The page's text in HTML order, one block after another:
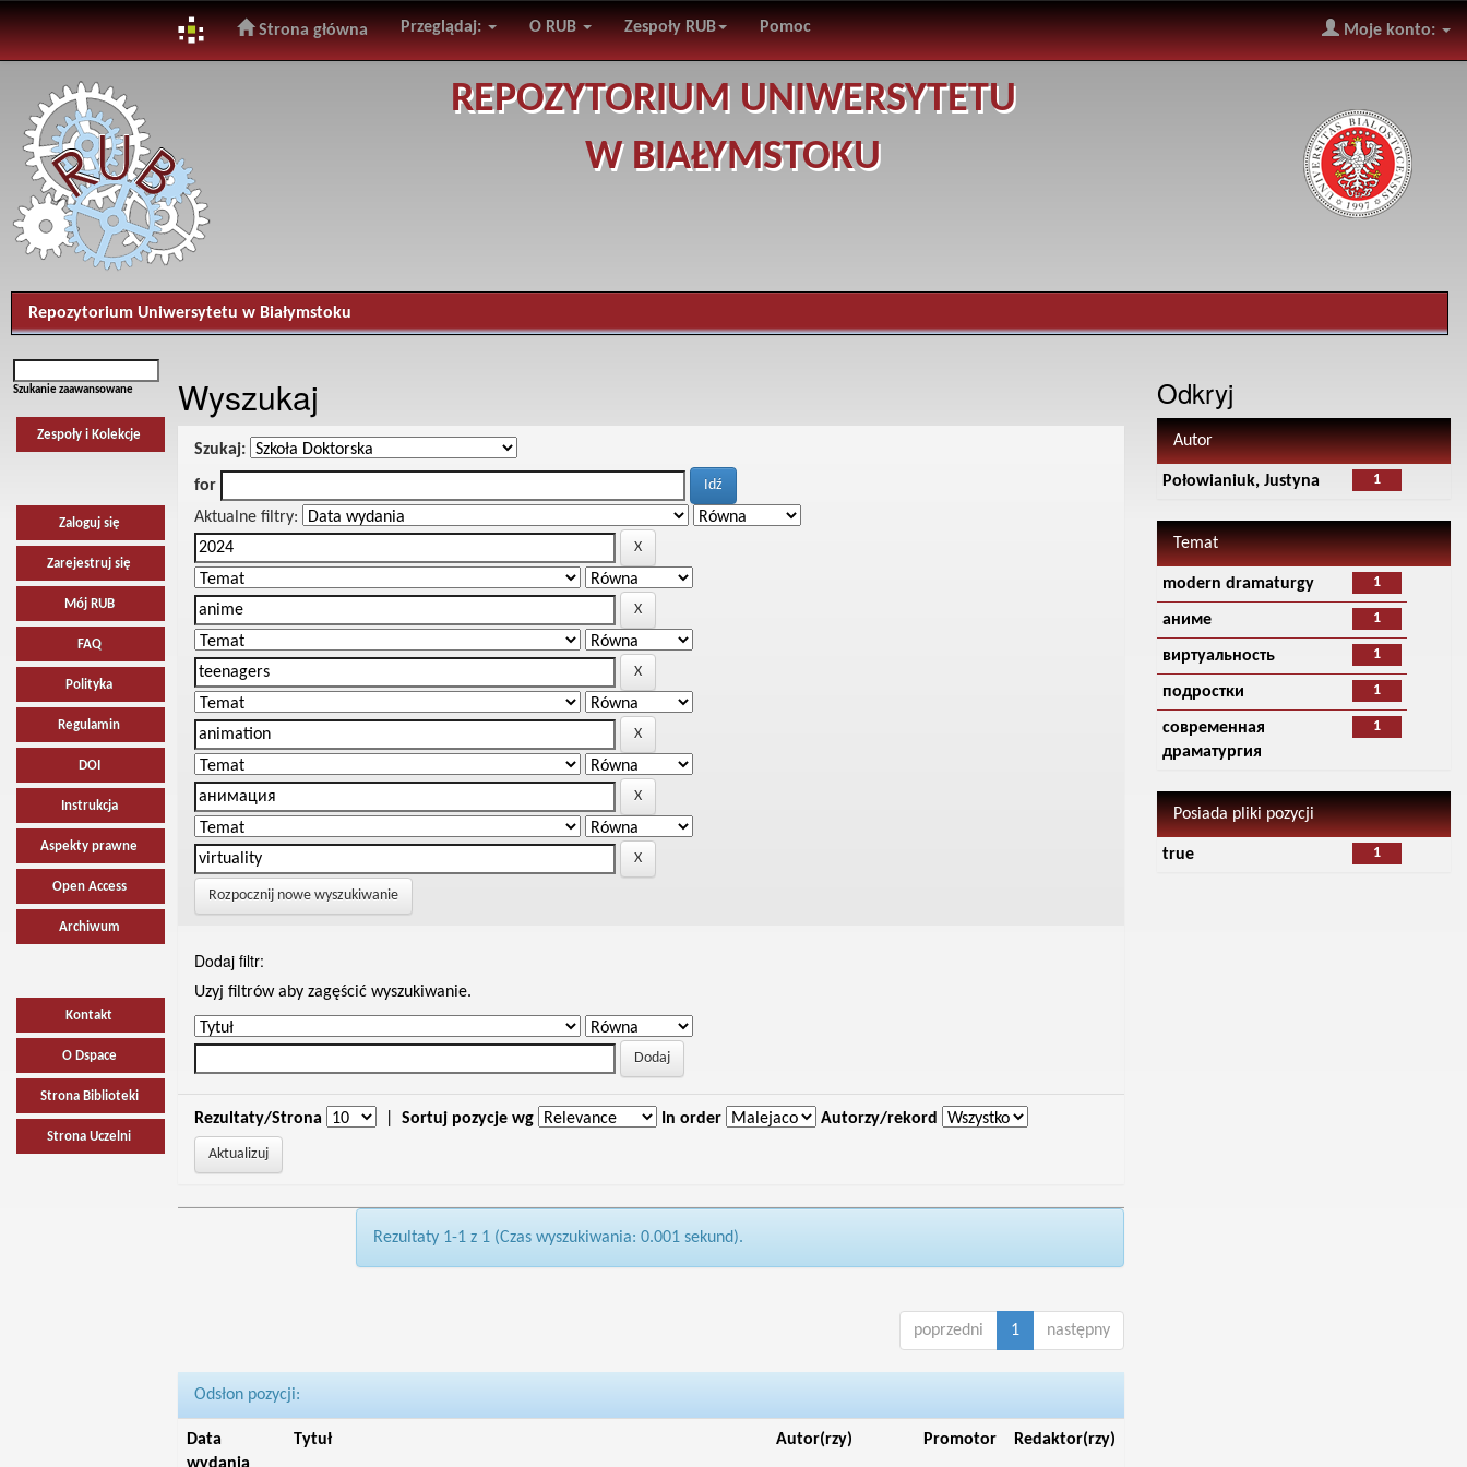
navigation
Strona główna Przeglądaj: O RUB Zespoły RUB Pomoc Moje konto:
REPOZYTORIUM UNIWERSYTETU
W BIAŁYMSTOKU
Repozytorium Uniwersytetu w Białymstoku
Szukanie zaawansowane
Zespoły i Kolekcje
Zaloguj się
Zarejestruj się
Mój RUB
FAQ
Polityka
Regulamin
DOI
Instrukcja
Aspekty prawne
Open Access
Archiwum
Kontakt
O Dspace
Strona Biblioteki
Strona Uczelni
Wyszukaj
Szukaj:
for
Aktualne filtry:
Rozpocznij nowe wyszukiwanie
Dodaj filtr:
Uzyj filtrów aby zagęścić wyszukiwanie.
Rezultaty/Strona Sortuj pozycje wg In order Autorzy/rekord
Rezultaty 1-1 z 1 (Czas wyszukiwania: 0.001 sekund).
poprzedni 1 następny
Odsłon pozycji:
Data
Tytuł Autor(rzy) Promotor Redaktor(rzy)
Odkryj
Autor
1
Połowianiuk, Justyna
Temat
1
modern dramaturgy
1
аниме
1
виртуальность
1
подростки
1
современная
драматургия
Posiada pliki pozycji
1
true